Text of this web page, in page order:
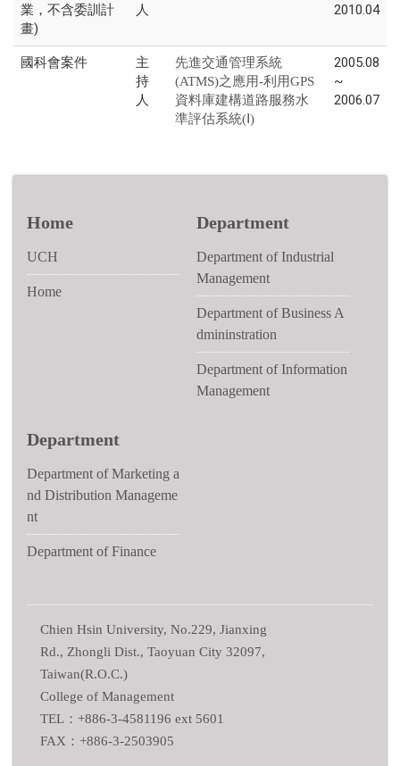
業，不含委訓計
畫)
人
2010.04
國科會案件
主
持
人
先進交通管理系統
(ATMS)之應用-利用GPS
資料庫建構道路服務水
準評估系統(Ⅰ)
2005.08
~
2006.07
Home
UCH
Home
Department
Department of Industrial
Management
Department of Business A
dmininstration
Department of Information
Management
Department
Department of Marketing a
nd Distribution Manageme
nt
Department of Finance
Chien Hsin University, No.229, Jianxing
Rd., Zhongli Dist., Taoyuan City 32097,
Taiwan(R.O.C.)
College of Management
TEL：+886-3-4581196 ext 5601
FAX：+886-3-2503905